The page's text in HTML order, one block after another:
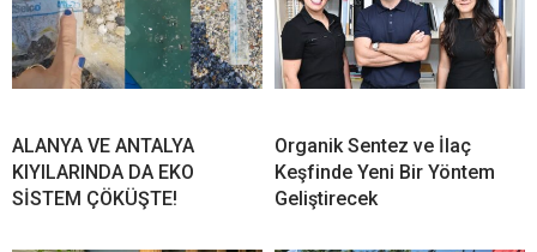
ALANYA VE ANTALYA
KIYILARINDA DA EKO
SİSTEM ÇÖKÜŞTE!
Organik Sentez ve İlaç
Keşfinde Yeni Bir Yöntem
Geliştirecek